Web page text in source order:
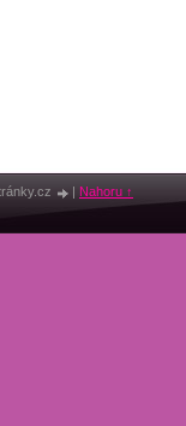
| Nahoru ↑